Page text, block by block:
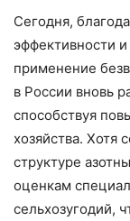
Сегодня,
эффективности
применение
в России вновь
способствуя
хозяйства. Хотя
структуре
оценкам
сельхозугодий,